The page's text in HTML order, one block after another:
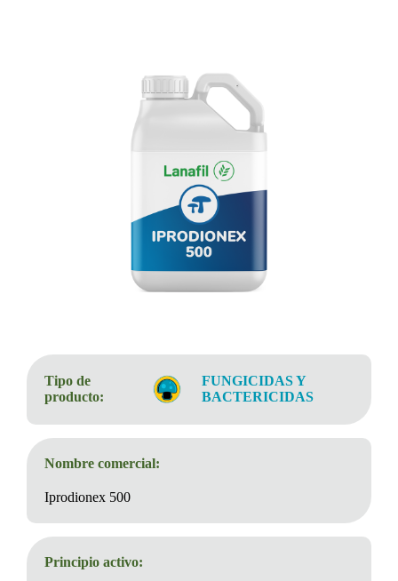
Tipo de
producto:
FUNGICIDAS Y
BACTERICIDAS
Nombre comercial:
Iprodionex 500
Principio activo: